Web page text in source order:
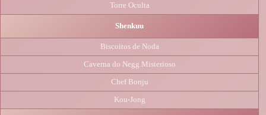
Torre Oculta
Shenkuu
Biscoitos de Noda
Caverna do Negg Misterioso
Chef Bonju
Kou-Jong